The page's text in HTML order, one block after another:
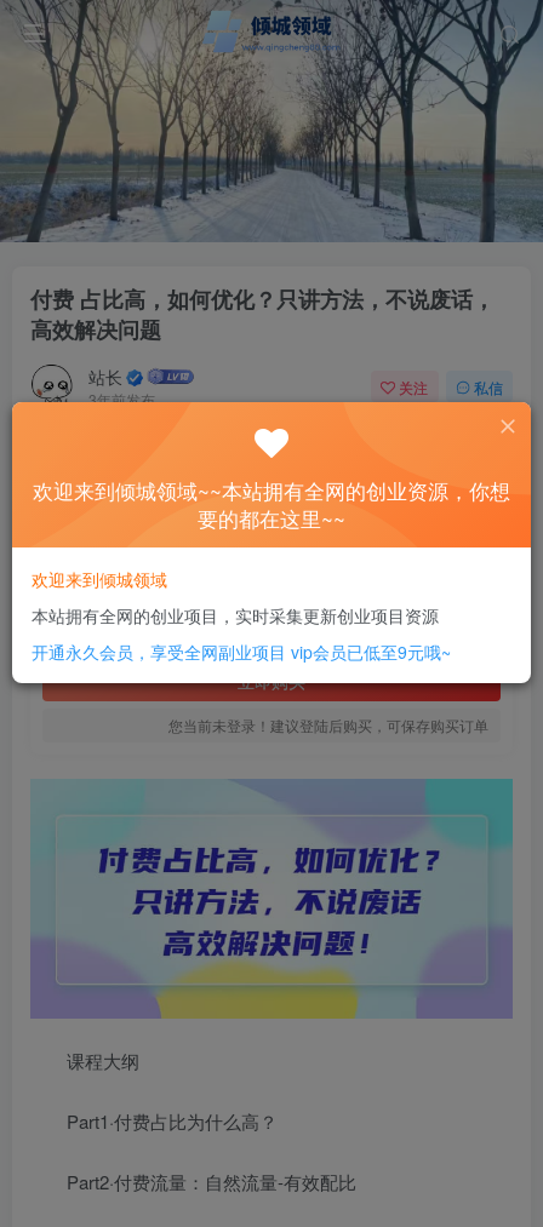
付费 占比高，如何优化？只讲方法，不说废话，
高效解决问题
站长
3年前发布
关注 私信
付费 占比高，如何优化？只讲方法，不说废话，高效解决问题
此内容为付费资源，请付费后查看
SVIP全站会员 免费
立即购买
您当前未登录！建议登陆后购买，可保存购买订单
课程大纲
Part1·付费占比为什么高？
Part2·付费流量：自然流量-有效配比
欢迎来到倾城领域~~本站拥有全网的创业资源，你想
要的都在这里~~
欢迎来到倾城领域
本站拥有全网的创业项目，实时采集更新创业项目资源
开通永久会员，享受全网副业项目 vip会员已低至9元哦~